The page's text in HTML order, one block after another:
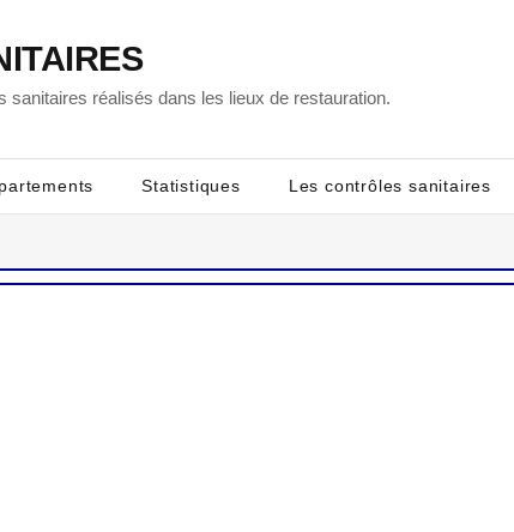
réalisés dans les lieux de restauration.
Statistiques Les contrôles sanitaires